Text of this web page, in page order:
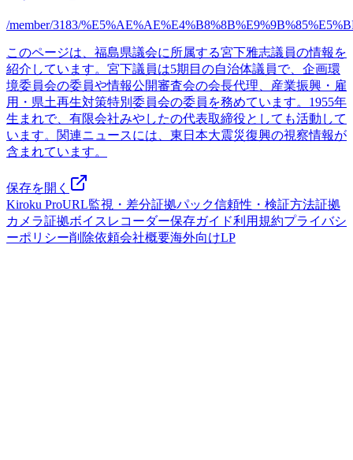
/member/3183/
このページは、福島県議会に所属する宮下雅志議員の情報を
紹介しています。宮下議員は5期目の自治体議員で、企画環
境委員会の委員や情報公開審査会の会長代理、産業振興・雇
用・県土再生対策特別委員会の委員を務めています。1955年
生まれで、有限会社みやしたの代表取締役としても活動して
います。関連ニュースには、東日本大震災復興の視察情報が
含まれています。
保存を開く
Kiroku ProURL監視・差分証拠パック信頼性・検証方法証拠
カメラ証拠ボイスレコーダー保存ガイド利用規約プライバシ
ーポリシー削除依頼会社概要海外向けLP